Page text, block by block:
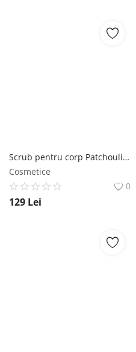
Scrub pentru corp Patchouli - Lavender - Vanilla SABON
Cosmetice
0
129 Lei